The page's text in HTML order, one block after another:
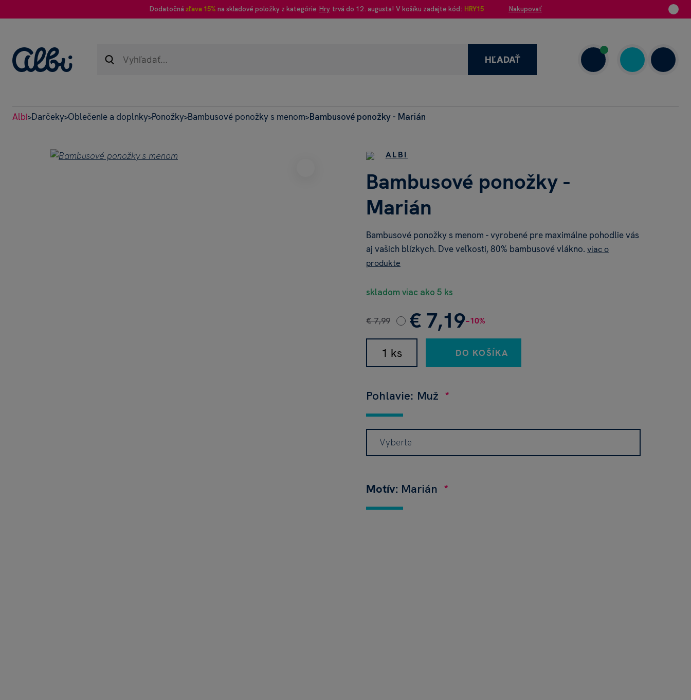
Dodatočná zľava 15% na skladové položky z kategórie Hry trvá do 12. augusta! V košíku zadajte kód: HRY15 Nakupovať
HĽADAŤ
Albi>Darčeky>Oblečenie a doplnky>Ponožky>Bambusové ponožky s menom>Bambusové ponožky - Marián
ALBI
Bambusové ponožky -
Marián
Bambusové ponožky s menom - vyrobené pre maximálne pohodlie vás
aj vašich blízkych. Dve veľkosti, 80% bambusové vlákno. viac o
produkte
skladom viac ako 5 ks
€ 7,99 € 7,19−10%
DO KOŠÍKA
Pohlavie: Muž
Vyberte
Motív: Marián